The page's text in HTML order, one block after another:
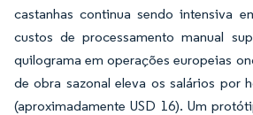
castanhas continua sendo intensiva
custos de processamento manual
quilograma em operações europeias
de obra sazonal eleva os salários por
(aproximadamente USD 16). Um